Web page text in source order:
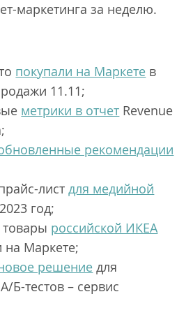
маркетинга за неделю.
покупали на Маркете в
11.11;
метрики в отчет Revenue
рекомендации
листдля медийной
год;
российской ИКЕА
на Маркете;
решение для
Б-тестов – сервис